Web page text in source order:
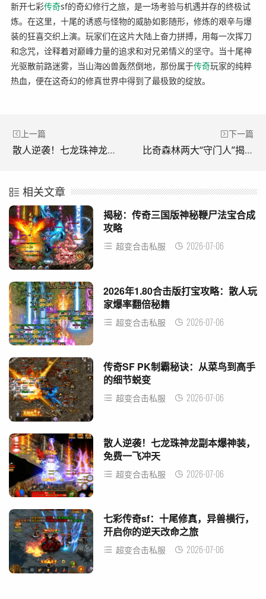
新开七彩传奇sf的奇幻修行之旅，是一场考验与机遇并存的终极试
炼。在这里，十尾的诱惑与怪物的威胁如影随形，修炼的艰辛与爆
装的狂喜交织上演。玩家们在这片大陆上奋力拼搏，用每一次挥刀
和念咒，诠释着对巅峰力量的追求和对兄弟情义的坚守。当十尾神
光驱散前路迷雾，当山海凶兽轰然倒地，那份属于传奇玩家的纯粹
热血，便在这奇幻的修真世界中得到了最极致的绽放。
上一篇
散人逆袭！七龙珠神龙副本爆神装，免费一飞冲天
下一篇
比奇森林两大“守门人”揭秘，新手如何逆袭？
相关文章
揭秘：传奇三国版神秘鞭尸法宝合成
攻略
超变合击私服 2026-07-06
2026年1.80合击版打宝攻略：散人玩
家爆率翻倍秘籍
超变合击私服 2026-07-06
传奇SF PK制霸秘诀：从菜鸟到高手
的细节蜕变
超变合击私服 2026-07-06
散人逆袭！七龙珠神龙副本爆神装，
免费一飞冲天
超变合击私服 2026-07-06
七彩传奇sf：十尾修真，异兽横行，
开启你的逆天改命之旅
超变合击私服 2026-07-06